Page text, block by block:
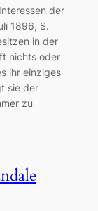
der
1896, S.
in der
nichts oder
ihr einziges
sie der
zu